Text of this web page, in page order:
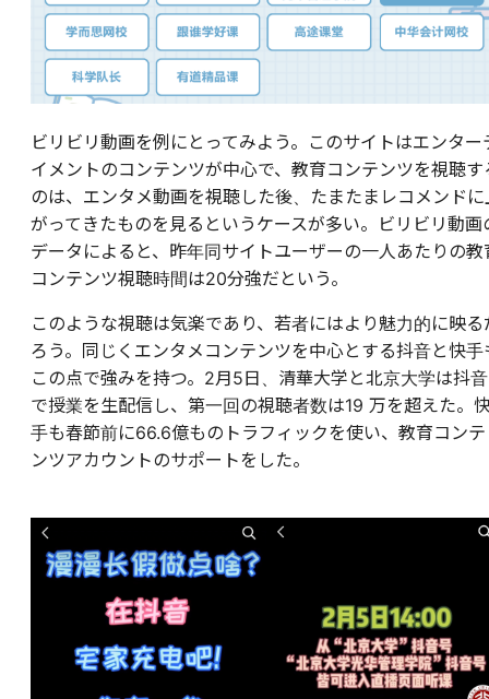
ビリビリ動画を例にとってみよう。このサイトはエンター
イメントのコンテンツが中心で、教育コンテンツを視聴す
のは、エンタメ動画を視聴した後、たまたまレコメンドに
がってきたものを見るというケースが多い。ビリビリ動画
データによると、昨年同サイトユーザーの一人あたりの教
コンテンツ視聴時間は20分強だという。
このような視聴は気楽であり、若者にはより魅力的に映る
ろう。同じくエンタメコンテンツを中心とする抖音と快手
この点で強みを持つ。2月5日、清華大学と北京大学は抖音
で授業を生配信し、第一回の視聴者数は19 万を超えた。
手も春節前に66.6億ものトラフィックを使い、教育コンテ
ンツアカウントのサポートをした。